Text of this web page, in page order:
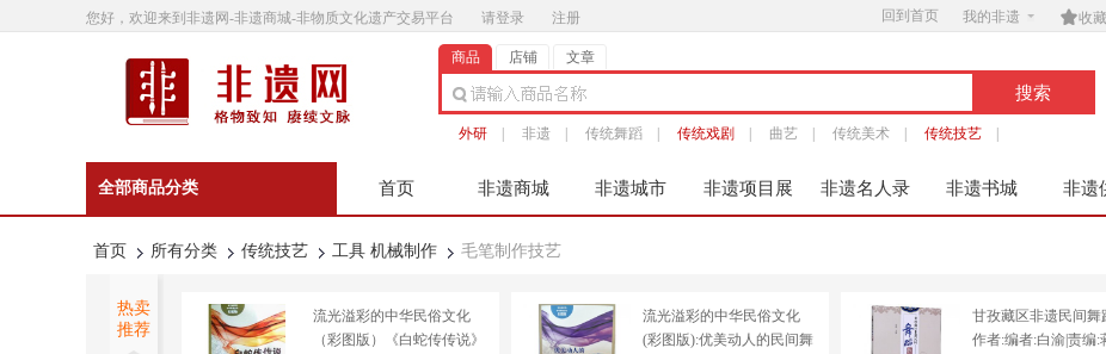
您好，欢迎来到非遗网-非遗商城-非物质文化遗产交易平台 请登录 注册 回到首页 我的非遗 󰄓收
商品 店铺 文章
外研 非遗 传统舞蹈 传统戏剧 曲艺 传统美术 传统技艺
全部商品分类 首页 非遗商城 非遗城市 非遗项目展 非遗名人录 非遗书城 非遗
非遗微影 联系客服
首页 所有分类 传统技艺 工具 机械制作 毛笔制作技艺
热卖
推荐
流光溢彩的中华民俗文化
（彩图版）《白蛇传传说》
流光溢彩的中华民俗文化
(彩图版):优美动人的民间舞
甘孜藏区非遗民间舞
作者:编者:白渝|责编: